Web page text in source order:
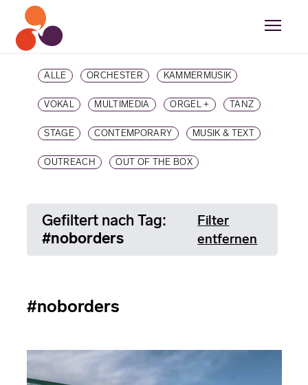
ALLE ORCHESTER KAMMERMUSIK
VOKAL MULTIMEDIA ORGEL + TANZ
STAGE CONTEMPORARY MUSIK & TEXT
OUTREACH OUT OF THE BOX
Gefiltert nach Tag:
#noborders
Filter
entfernen
#noborders